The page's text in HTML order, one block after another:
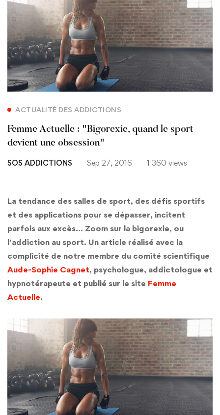
ACTUALITÉ DES ADDICTIONS
Femme Actuelle : "Bigorexie, quand le sport
devient une obsession"
SOS ADDICTIONS Sep 27, 2016 1 360 views
La tendance des salles de sport, des défis sportifs
et des applications pour se dépasser, incitent
parfois aux excès… Zoom sur la bigorexie, ou
l’addiction au sport. Un article réalisé avec la
complicité de notre membre du comité scientifique
Aude-Sophie Cagnet, psychologue, addictologue et
hypnotérapeute et publié sur le site Femme
Actuelle.